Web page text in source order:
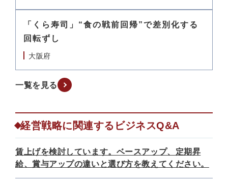
「くら寿司」“食の戦前回帰”で差別化する
回転ずし
大阪府
一覧を見る
経営戦略に関連するビジネスQ&A
賃上げを検討しています。ベースアップ、定期昇
給、賞与アップの違いと選び方を教えてください。